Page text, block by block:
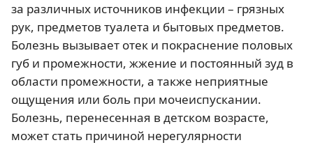
за различных источников инфекции – грязных
рук, предметов туалета и бытовых предметов.
Болезнь вызывает отек и покраснение половых
губ и промежности, жжение и постоянный зуд в
области промежности, а также неприятные
ощущения или боль при мочеиспускании.
Болезнь, перенесенная в детском возрасте,
может стать причиной нерегулярности